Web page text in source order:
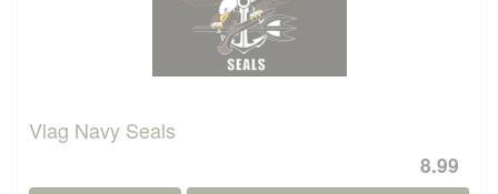
Vlag Navy Seals
8.99